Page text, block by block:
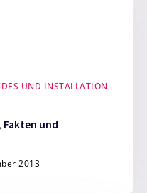
UND INSTALLATION
Fakten und
2013